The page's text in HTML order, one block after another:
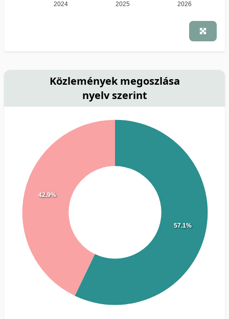
2024 2025 2026
Közlemények megoszlása
nyelv szerint
57.1%
42.9%